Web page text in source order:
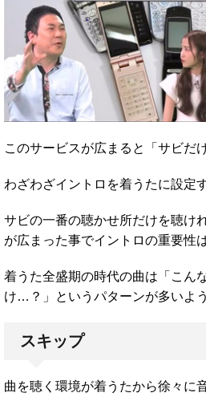
このサービスが広まると「サビだ
わざわざイントロを着うたに設定
サビの一番の聴かせ所だけを聴け
が広まった事でイントロの重要性
着うた全盛期の時代の曲は「こん
け…？」というパターンが多いよ
スキップ
曲を聴く環境が着うたから徐々に